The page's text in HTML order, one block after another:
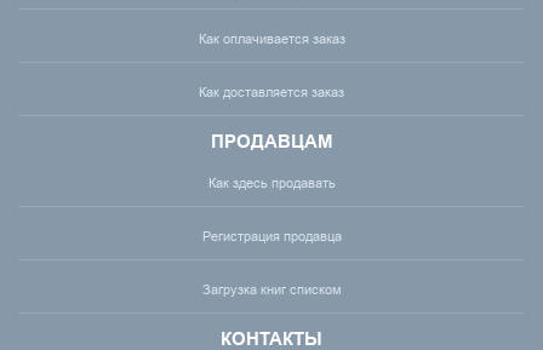
Как оплачивается заказ
Как доставляется заказ
ПРОДАВЦАМ
Как здесь продавать
Регистрация продавца
Загрузка книг списком
КОНТАКТЫ